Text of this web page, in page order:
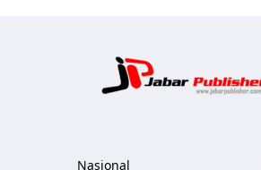
Nasional